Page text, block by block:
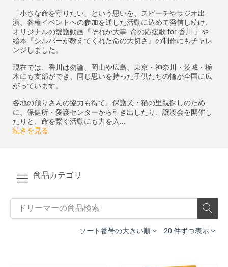
「小さな命を守りたい」という思いを、スピーチやラジオ出
演、各種イベントへの参加を通した活動に込めて発信し続け、
オリジナルの愛護動画『それが大事 -命の応援歌 for 香川-』や
絵本『シルバーが教えてくれた命の大切さ』の制作にもチャレ
ンジしました。
現在では、香川は勿論、岡山や広島、東京・神奈川・茨城・栃
木にも支部ができ、同じ思いを持った子供たちの輪が全国に広
がっています。
各地の預りさんの協力も得て、保護犬・猫の里親探しのため
に、保健所・愛護センターから引き出したり、譲渡会を開催し
たりと、命を繋ぐ活動にも力を入...
続きを見る
商品カテゴリ
ソート番号の大きい順 20 件ずつ表示